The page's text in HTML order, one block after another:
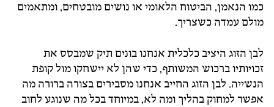
כמו הנאמן, הביטוח הלאומי או נושים מובטחים, ומתאמים
מולם עמדה כשצריך.
לבן הזוג היציב כלכלית אנחנו בונים תיק שמבסס את
זכויותיו ברכוש המשותף, כדי שהן לא יישחקו מול קופת
הנשייה. לבן הזוג החייב אנחנו מסבירים בצורה ברורה מה
אפשר למחוק בהליך ומה לא, במיוחד בכל מה שנוגע לחוב